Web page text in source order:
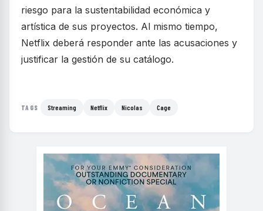
riesgo para la sustentabilidad económica y
artística de sus proyectos. Al mismo tiempo,
Netflix deberá responder ante las acusaciones y
justificar la gestión de su catálogo.
TAGS Streaming Netflix Nicolas Cage